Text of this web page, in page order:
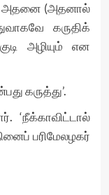
அதனை (அதனால்
கருதிக்
அழியும் என
கருத்து’.
‘நீக்காவிட்டால்
பரிமேலழகர்